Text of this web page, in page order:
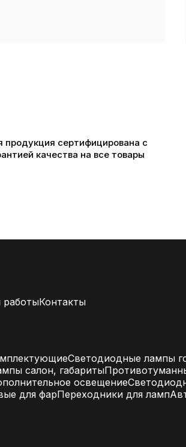
продукция сертифицирована с
качества на все товары
Контакты
Светодиодные лампы
салон, габариты
освещение
для фарПереходники для ламп